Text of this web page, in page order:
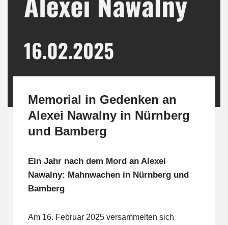
Memorial in Gedenken an
Alexei Nawalny in Nürnberg
und Bamberg
Ein Jahr nach dem Mord an Alexei
Nawalny: Mahnwachen in Nürnberg und
Bamberg
Am 16. Februar 2025 versammelten sich